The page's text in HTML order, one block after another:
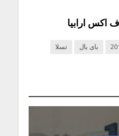
اكس ارابيا
باى بال
تسلا